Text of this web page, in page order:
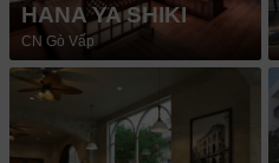
HANA YA SHIKI
CN Gò Vấp